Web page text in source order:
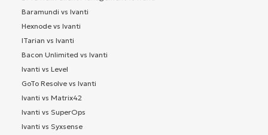
Baramundi vs Ivanti
Hexnode vs Ivanti
ITarian vs Ivanti
Bacon Unlimited vs Ivanti
Ivanti vs Level
GoTo Resolve vs Ivanti
Ivanti vs Matrix42
Ivanti vs SuperOps
Ivanti vs Syxsense